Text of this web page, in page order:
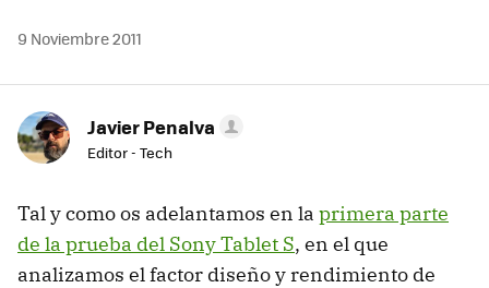
9 Noviembre 2011
Javier Penalva
Editor - Tech
Tal y como os adelantamos en la primera parte
de la prueba del Sony Tablet S, en el que
analizamos el factor diseño y rendimiento de